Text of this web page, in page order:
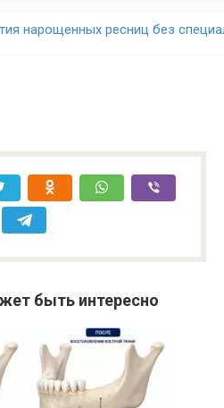
нарощенных ресниц без
быть интересно